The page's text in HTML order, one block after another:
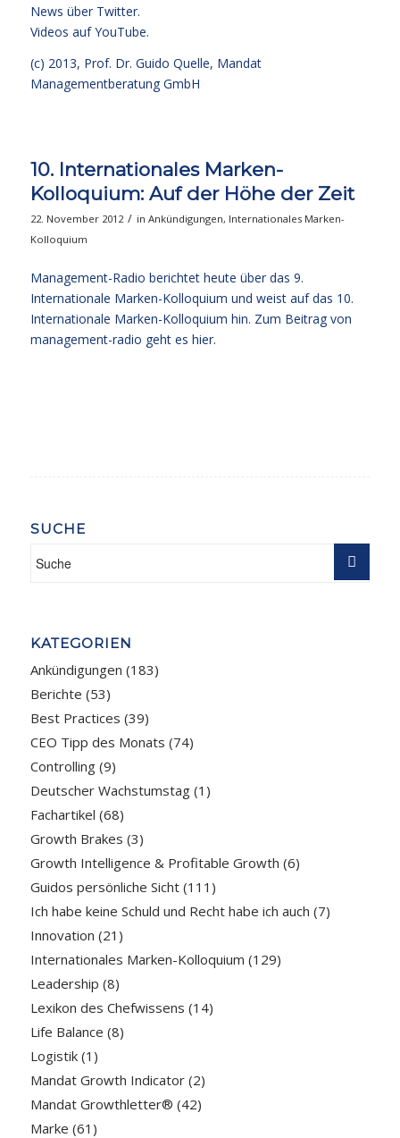
News über Twitter.
Videos auf YouTube.
(c) 2013, Prof. Dr. Guido Quelle, Mandat
Managementberatung GmbH
10. Internationales Marken-
Kolloquium: Auf der Höhe der Zeit
22. November 2012 / in Ankündigungen, Internationales Marken-
Kolloquium
Management-Radio berichtet heute über das 9.
Internationale Marken-Kolloquium und weist auf das 10.
Internationale Marken-Kolloquium hin. Zum Beitrag von
management-radio geht es hier.
SUCHE
KATEGORIEN
Ankündigungen (183)
Berichte (53)
Best Practices (39)
CEO Tipp des Monats (74)
Controlling(9)
Deutscher Wachstumstag(1)
Fachartikel (68)
Growth Brakes (3)
Growth Intelligence & Profitable Growth (6)
Guidos persönliche Sicht(111)
Ich habe keine Schuld und Recht habe ich auch (7)
Innovation (21)
Internationales Marken-Kolloquium (129)
Leadership (8)
Lexikon des Chefwissens (14)
Life Balance (8)
Logistik(1)
Mandat Growth Indicator(2)
Mandat Growthletter® (42)
Marke (61)